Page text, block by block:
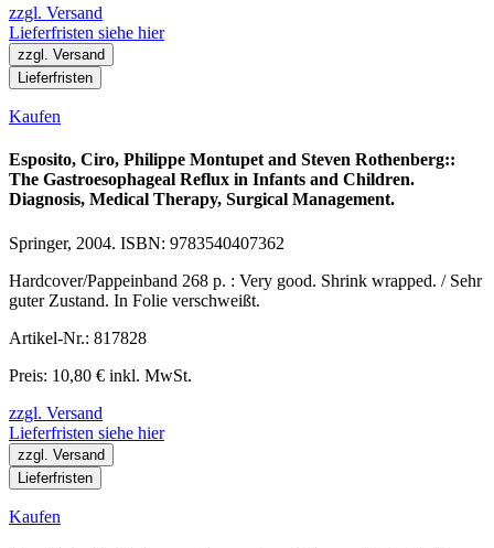
zzgl. Versand
Lieferfristen siehe hier
zzgl. Versand
Lieferfristen
Kaufen
Esposito, Ciro, Philippe Montupet and Steven Rothenberg::
The Gastroesophageal Reflux in Infants and Children.
Diagnosis, Medical Therapy, Surgical Management.
Springer, 2004. ISBN: 9783540407362
Hardcover/Pappeinband 268 p. : Very good. Shrink wrapped. / Sehr
guter Zustand. In Folie verschweißt.
Artikel-Nr.: 817828
Preis: 10,80 € inkl. MwSt.
zzgl. Versand
Lieferfristen siehe hier
zzgl. Versand
Lieferfristen
Kaufen